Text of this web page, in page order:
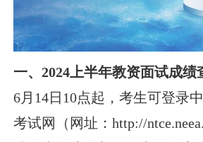
一、2024上半年教资面试成绩
6月14日10点起，考生可登录
考试网（网址：http://